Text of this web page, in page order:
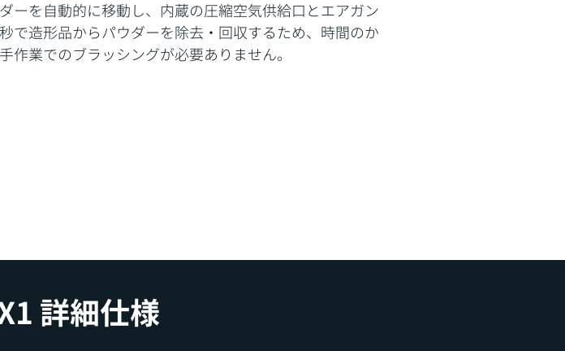
ーを自動的に移動し、内蔵の圧縮空気供給口とエアガン
で造形品からパウダーを除去・回収するため、時間のか
作業でのブラッシングが必要ありません。
詳細仕様